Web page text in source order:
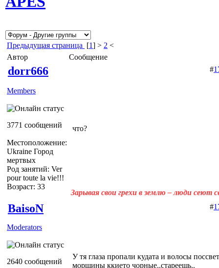
Предыдущая страница [1] > 2 <
Автор
Сообщение
dorr666
Members
3771 сообщений
Местоположение:
Ukraine Город
мертвых
Род занятий: Ver
pour toute la vie!!!
Возраст: 33
#
что?
Зарывая свои грехи в землю – люди сеют
BaisoN
Moderators
2640 сообщений
#
У тя глаза пропали кудата и волосы
морщины ккието чорные..стареешь..